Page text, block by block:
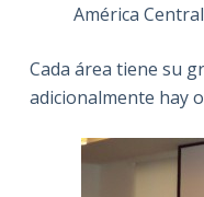
América
Cada área tiene su
adicionalmente hay